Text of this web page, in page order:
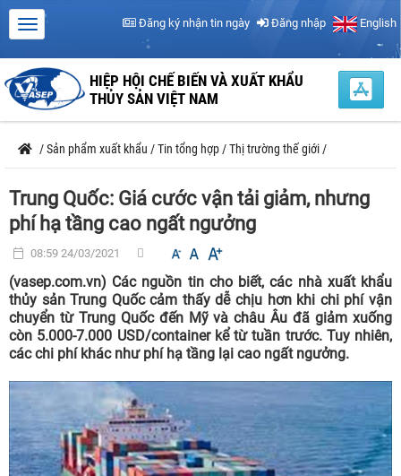
Đăng ký nhận tin ngày Đăng nhập English
HIỆP HỘI CHẾ BIẾN VÀ XUẤT KHẨU
THỦY SẢN VIỆT NAM
/Sản phẩm xuất khẩu /Tin tổng hợp /Thị trường thế giới /
Trung Quốc: Giá cước vận tải giảm, nhưng
phí hạ tầng cao ngất ngưởng
08:59 24/03/2021
(vasep.com.vn) Các nguồn tin cho biết, các nhà xuất khẩu
thủy sản Trung Quốc cảm thấy dễ chịu hơn khi chi phí vận
chuyển từ Trung Quốc đến Mỹ và châu Âu đã giảm xuống
còn 5.000-7.000 USD/container kể từ tuần trước. Tuy nhiên,
các chi phí khác như phí hạ tầng lại cao ngất ngưởng.